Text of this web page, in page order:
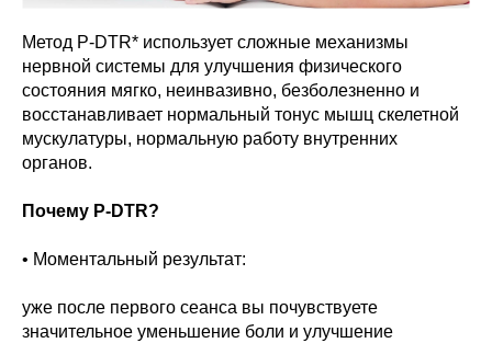
Метод P-DTR* использует сложные механизмы
нервной системы для улучшения физического
состояния мягко, неинвазивно, безболезненно и
восстанавливает нормальный тонус мышц скелетной
мускулатуры, нормальную работу внутренних
органов.
Почему P-DTR?
• Моментальный результат:
уже после первого сеанса вы почувствуете
значительное уменьшение боли и улучшение